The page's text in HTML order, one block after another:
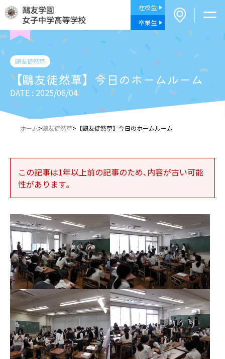
在校生
卒業生
鷗友徒然草
【鷗友徒然草】今日のホームルーム
DATE : 2025/06/04
ホーム>鷗友徒然草> 【鷗友徒然草】今日のホームルーム
この記事は1年以上前の記事のため､内容が古い可能
性があります｡